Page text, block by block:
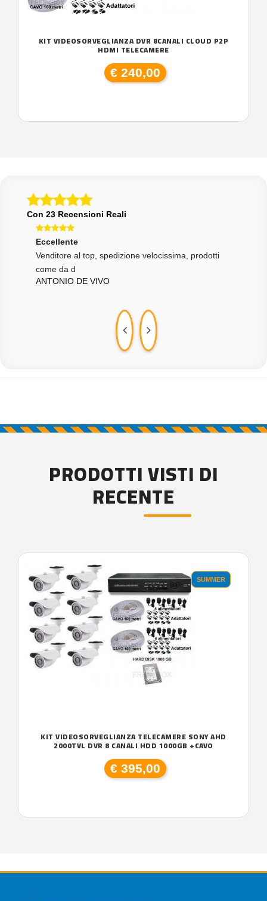
KIT VIDEOSORVEGLIANZA DVR 8CANALI CLOUD P2P
HDMI TELECAMERE
€ 240,00
Con 23 Recensioni Reali
Eccellente
Venditore al top, spedizione velocissima, prodotti
come da d
ANTONIO DE VIVO
PRODOTTI VISTI DI
RECENTE
SUMMER
KIT VIDEOSORVEGLIANZA TELECAMERE SONY AHD
2000TVL DVR 8 CANALI HDD 1000GB +CAVO
€ 395,00